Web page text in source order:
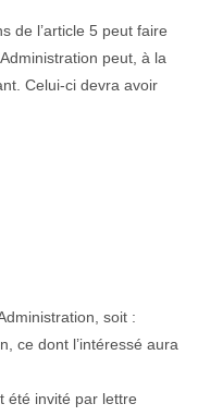
de l’article 5 peut faire
peut, à la
Celui-ci devra avoir
soit :
ce dont l’intéressé aura
été invité par lettre